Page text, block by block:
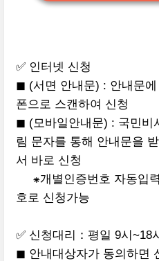
✅ 인터넷 신청
◼ (서면 안내문) : 안내문
폰으로 스캔하여 신청
◼ (모바일안내문) : 국민비
림 문자를 통해 안내문을
서 바로 신청
⁕개별인증번호 자동입
호로 신청가능
✅ 신청대리：평일 9시~18
◼ 안내대상자가 동의하면